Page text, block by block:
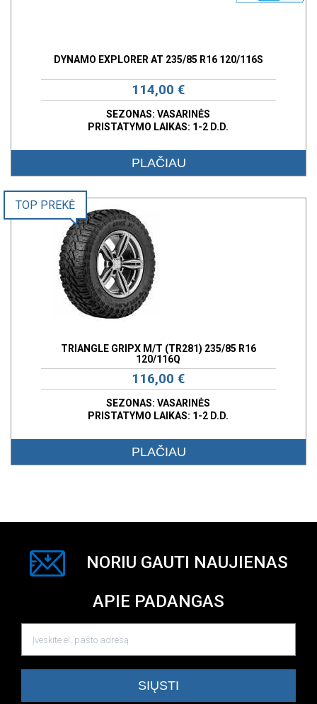
DYNAMO EXPLORER AT 235/85 R16 120/116S
114,00 €
SEZONAS: VASARINĖS
PRISTATYMO LAIKAS: 1-2 D.D.
PLAČIAU
TOP PREKĖ
TRIANGLE GRIPX M/T (TR281) 235/85 R16
120/116Q
116,00 €
SEZONAS: VASARINĖS
PRISTATYMO LAIKAS: 1-2 D.D.
PLAČIAU
NORIU GAUTI NAUJIENAS
APIE PADANGAS